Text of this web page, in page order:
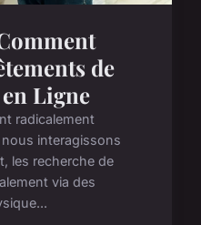
de
Ligne
radicalement
interagissons
les recherche de
via des